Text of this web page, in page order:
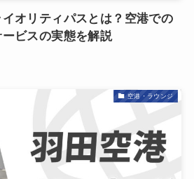
イオリティパスとは？空港での
ビスの実態を解説
空港・ラウンジ